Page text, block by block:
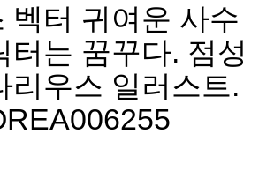
벡터 귀여운 사수
터는 꿈꾸다. 점성
리우스 일러스트.